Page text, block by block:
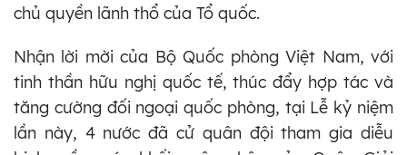
chủ quyền lãnh thổ của Tổ quốc.
Nhận lời mời của Bộ Quốc phòng Việt Nam, với
tinh thần hữu nghị quốc tế, thúc đẩy hợp tác và
tăng cường đối ngoại quốc phòng, tại Lễ kỷ niệm
lần này, 4 nước đã cử quân đội tham gia diễu